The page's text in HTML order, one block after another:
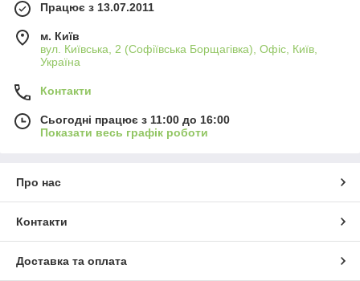
Працює з 13.07.2011
м. Київ
вул. Київська, 2 (Софіївська Борщагівка), Офіс, Київ,
Україна
Контакти
Сьогодні працює з 11:00 до 16:00
Показати весь графік роботи
Про нас
Контакти
Доставка та оплата